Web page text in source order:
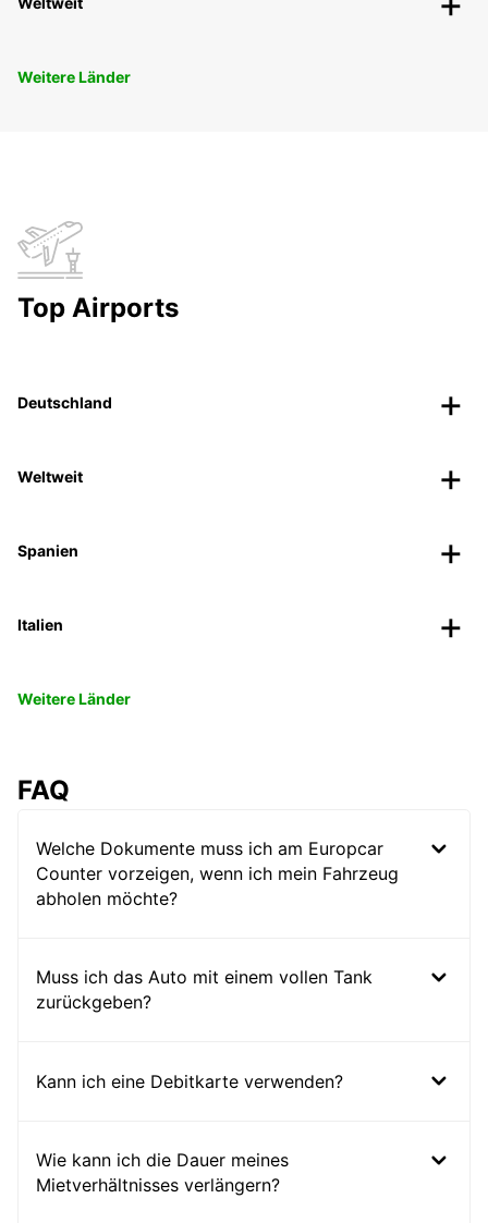
Weitere Länder
Top Airports
Deutschland
Weltweit
Spanien
Italien
Weitere Länder
FAQ
Welche Dokumente muss ich am Europcar
Counter vorzeigen, wenn ich mein Fahrzeug
abholen möchte?
Muss ich das Auto mit einem vollen Tank
zurückgeben?
Kann ich eine Debitkarte verwenden?
Wie kann ich die Dauer meines
Mietverhältnisses verlängern?